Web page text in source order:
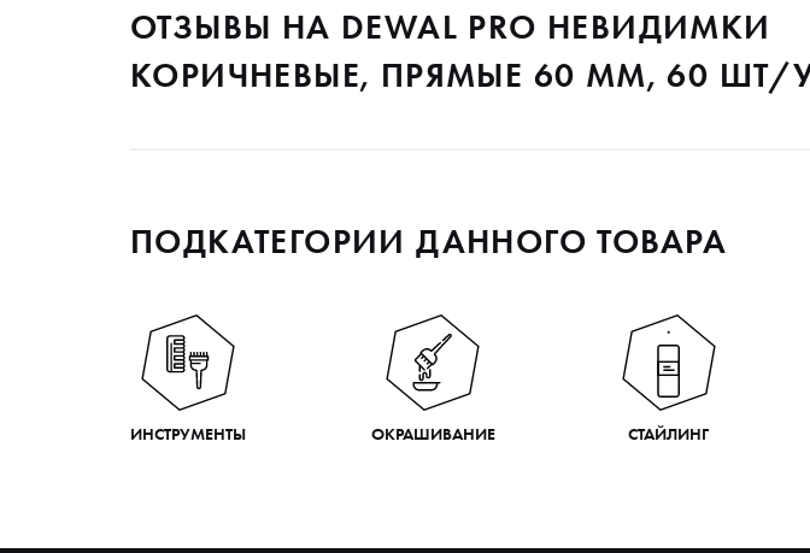
ОТЗЫВЫ НА DEWAL PRO НЕВИДИМКИ
КОРИЧНЕВЫЕ, ПРЯМЫЕ 60 ММ, 60 ШТ/
ПОДКАТЕГОРИИ ДАННОГО ТОВАРА
ИНСТРУМЕНТЫ ОКРАШИВАНИЕ СТАЙЛИНГ